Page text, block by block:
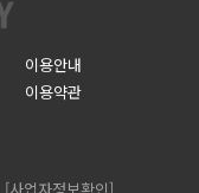
이용안내
이용약관